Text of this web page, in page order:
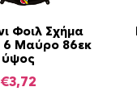
Φοιλ Σχήμα
6 Μαύρο 86εκ
ύψος
€3,72